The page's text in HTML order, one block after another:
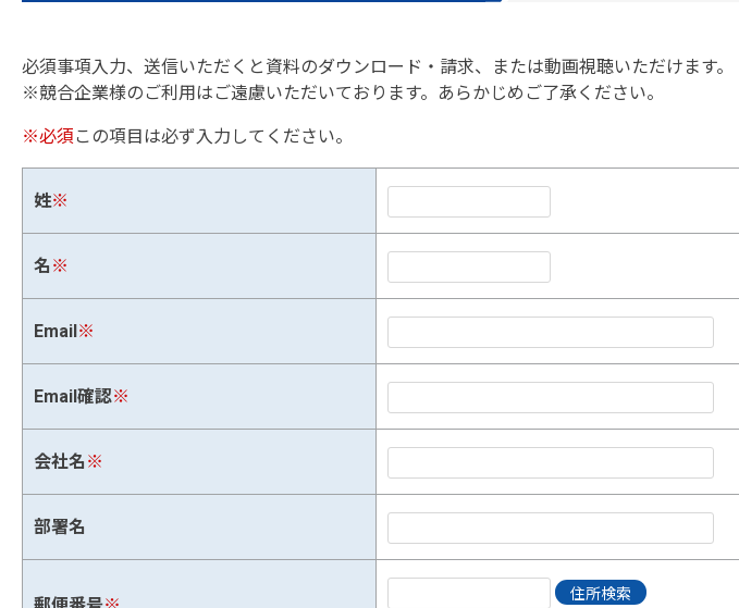
必須事項入力、送信いただくと資料のダウンロード・請求、または動画視聴いただけます。
※競合企業様のご利用はご遠慮いただいております。あらかじめご了承ください。
※必須 この項目は必ず入力してください。
姓※
名 ※
Email※
Email確認※
会社名 ※
部署名